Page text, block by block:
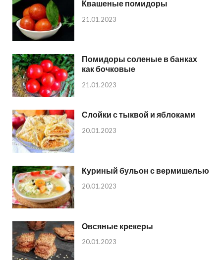
Квашеные помидоры
21.01.2023
Помидоры соленые в банках
как бочковые
21.01.2023
Слойки с тыквой и яблоками
20.01.2023
Куриный бульон с вермишелью
20.01.2023
Овсяные крекеры
20.01.2023